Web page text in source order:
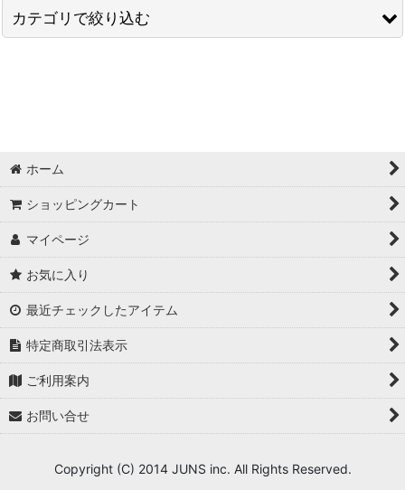
並び順:
カテゴリで絞り込む
DAW/DTM
ホーム
ショッピングカート
マイページ
お気に入り
最近チェックしたアイテム
特定商取引法表示
ご利用案内
お問い合せ
Copyright (C) 2014 JUNS inc. All Rights Reserved.